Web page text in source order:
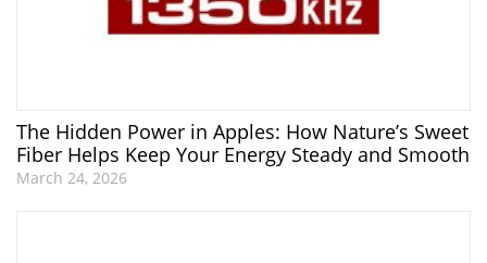
The Hidden Power in Apples: How Nature’s Sweet
Fiber Helps Keep Your Energy Steady and Smooth
March 24, 2026